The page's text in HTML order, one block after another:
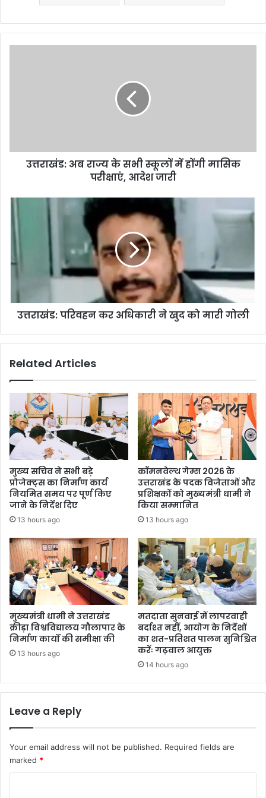
मासिक
परीक्षाएं,उत्तराखंड: अब राज्य के सभी स्कूलों में होंगी मासिक
परीक्षाएं, आदेश जारी
उत्तराखंड:
अधिकारी
खुद
मारी
गोली
उत्तराखंड: परिवहन कर अधिकारी ने खुद को मारी गोली
Related Articles
मुख्य सचिव ने सभी बड़े
प्रोजेक्ट्स का निर्माण कार्य
नियमित समय पर पूर्ण किए
जाने के निर्देश दिए
13 hours ago
कॉमनवेल्थ गेम्स 2026 के
उत्तराखंड के पदक विजेताओं और
प्रशिक्षकों को मुख्यमंत्री धामी ने
किया सम्मानित
13 hours ago
मुख्यमंत्री धामी ने उत्तराखंड
क्रीड़ा विश्वविद्यालय गौलापार के
निर्माण कार्यों की समीक्षा की
13 hours ago
मतदाता सुनवाई में लापरवाही
बर्दाश्त नहीं, आयोग के निर्देशों
का शत-प्रतिशत पालन सुनिश्चित
करेंः गढ़वाल आयुक्त
14 hours ago
Leave a Reply
Your email address will not be published. Required fields are
marked *